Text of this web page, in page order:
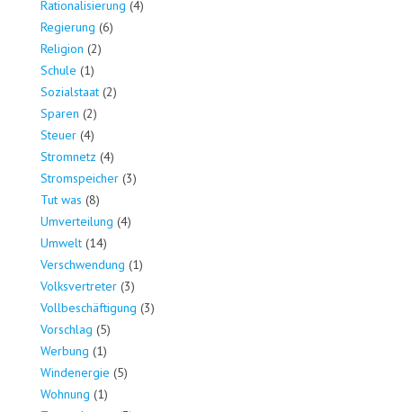
Rationalisierung (4)
Regierung (6)
Religion (2)
Schule (1)
Sozialstaat (2)
Sparen (2)
Steuer (4)
Stromnetz (4)
Stromspeicher (3)
Tut was (8)
Umverteilung (4)
Umwelt (14)
Verschwendung (1)
Volksvertreter (3)
Vollbeschäftigung (3)
Vorschlag (5)
Werbung (1)
Windenergie (5)
Wohnung (1)